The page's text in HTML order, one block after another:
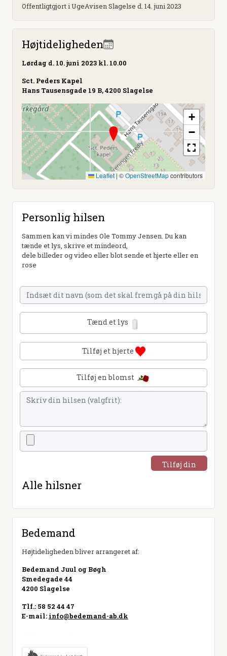
Offentligtgjort i UgeAvisen Slagelse d. 14. juni 2023
Højtideligheden
Lørdag d. 10. juni 2023 kl. 10.00
Sct. Peders Kapel
Hans Tausensgade 19 B, 4200 Slagelse
+
−
Leaflet | ©OpenStreetMapcontributors
Personlig hilsen
Sammen kan vi mindes Ole Tommy Jensen. Du kan
tænde et lys, skrive et mindeord,
dele billeder og video eller blot sende et hjerte eller en
rose
Tænd et lys
Tilføj et hjerte
Tilføj en blomst
Tilføj din
Alle hilsner
Bedemand
Højtideligheden bliver arrangeret af:
Bedemand Juul og Bøgh
Smedegade 44
4200 Slagelse
Tlf.: 58 52 44 47
E-mail: info@bedemand-ab.dk